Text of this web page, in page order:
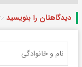
دیدگاهتان را بنویسید